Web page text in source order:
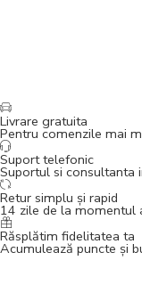
Livrare gratuita
Pentru comenzile mai
Suport telefonic
Suportul si consultanta
Retur simplu și rapid
14 zile de la momentul
Răsplătim fidelitatea ta
Acumulează puncte și